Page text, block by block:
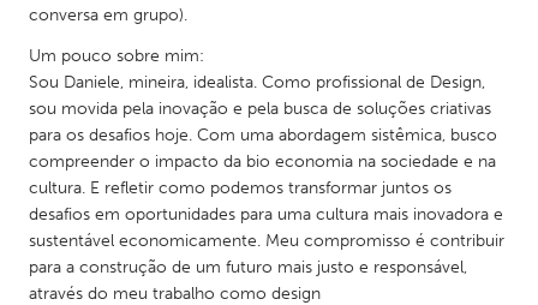
UNITED KINGDOM
Glasgow
UNITED STATES
Ann Arbor, MI
Austin, TX
Baltimore, MD
Boston, MA
Burlingame-San Mateo, CA
Cass Clay
conversa em grupo).
Um pouco sobre mim:
Sou Daniele, mineira, idealista. Como profissional de Design,
sou movida pela inovação e pela busca de soluções criativas
para os desafios hoje. Com uma abordagem sistêmica, busco
compreender o impacto da bio economia na sociedade e na
cultura. E refletir como podemos transformar juntos os
desafios em oportunidades para uma cultura mais inovadora e
sustentável economicamente. Meu compromisso é contribuir
para a construção de um futuro mais justo e responsável,
através do meu trabalho como design